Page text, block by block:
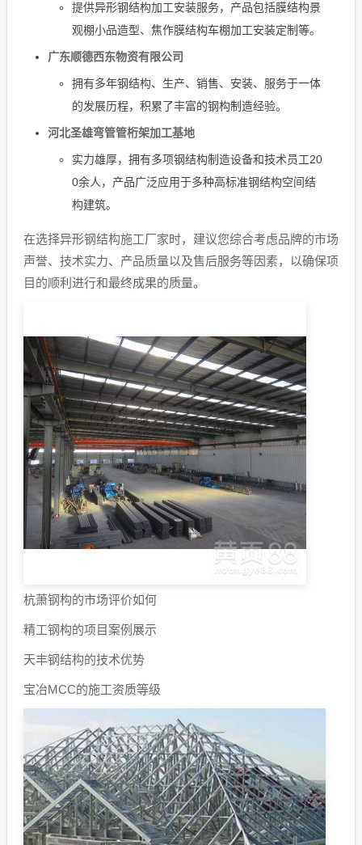
提供异形钢结构加工安装服务，产品包括膜结构景
观棚小品造型、焦作膜结构车棚加工安装定制等。
广东顺德西东物资有限公司
拥有多年钢结构、生产、销售、安装、服务于一体
的发展历程，积累了丰富的钢构制造经验。
河北圣雄弯管管桁架加工基地
实力雄厚，拥有多项钢结构制造设备和技术员工20
0余人，产品广泛应用于多种高标准钢结构空间结
构建筑。
在选择异形钢结构施工厂家时，建议您综合考虑品牌的市场
声誉、技术实力、产品质量以及售后服务等因素，以确保项
目的顺利进行和最终成果的质量。
杭萧钢构的市场评价如何
精工钢构的项目案例展示
天丰钢结构的技术优势
宝冶MCC的施工资质等级